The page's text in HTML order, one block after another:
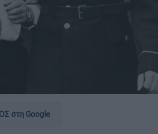
στη Google